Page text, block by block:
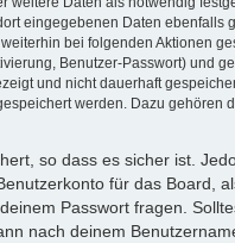
eingegebenen Daten
bei folgenden Aktionen
Benutzer-Passwort) und
und nicht dauerhaft
werden. Dazu
so dass es sicher ist.
für das Board,
Passwort fragen.
nach deinem